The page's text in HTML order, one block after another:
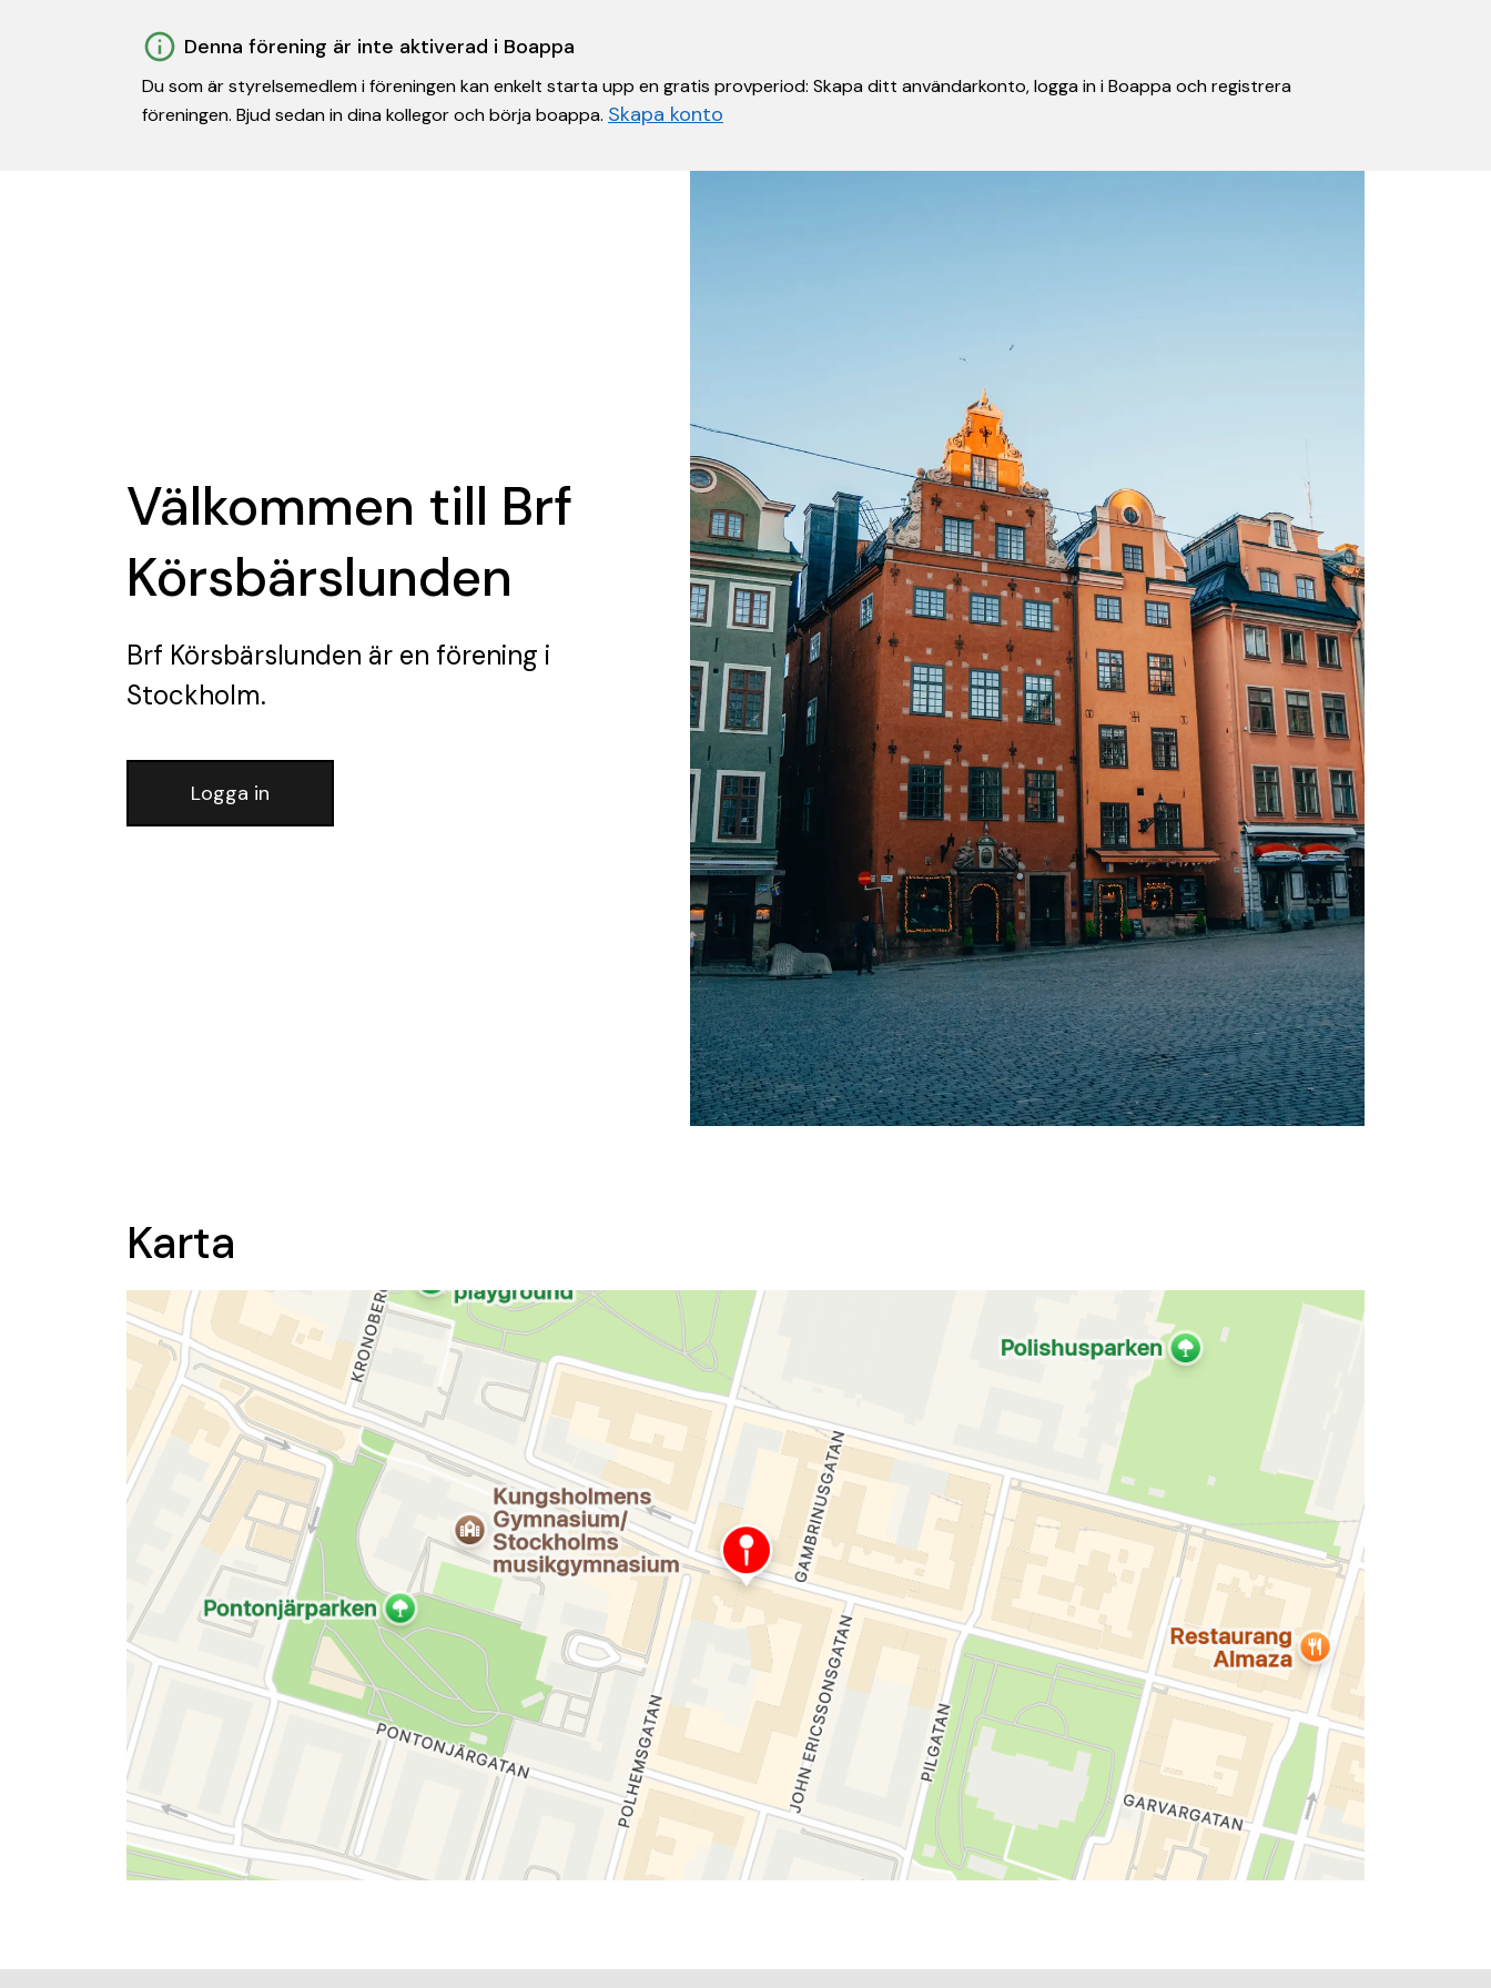
Denna förening är inte aktiverad i Boappa
Du som är styrelsemedlem i föreningen kan enkelt starta upp en gratis provperiod: Skapa ditt användarkonto, logga in i Boappa och registrera
föreningen. Bjud sedan in dina kollegor och börja boappa. Skapa konto
Välkommen till Brf
Körsbärslunden
Brf Körsbärslunden är en förening i
Stockholm.
Logga in
Karta